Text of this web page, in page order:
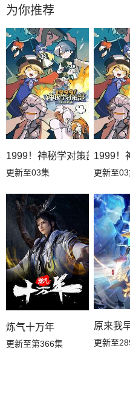
第06集
第03集
为你推荐
1999！神秘学对策部国语
更新至03集
1999！
更新至
炼气十万年
更新至第366集
原来我
更新至